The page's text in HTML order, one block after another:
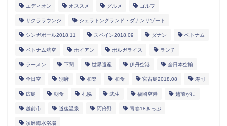
エディオン オススメ グルメ ゴルフ
サクララウンジ シェラトングランド・ダナンリゾート
シンガポール2018.11 スペイン2018.09 ダナン ベトナム
ベトナム航空 ホイアン ボルガライス ランチ
ラーメン 下関 世界遺産 伊丹空港 全日本空輸
全日空 別府 和楽 和食 宮古島2018.08 寿司
広島 朝食 札幌 武生 福岡空港 越前がに
越前市 道後温泉 阿倍野 青春18きっぷ
須磨海水浴場